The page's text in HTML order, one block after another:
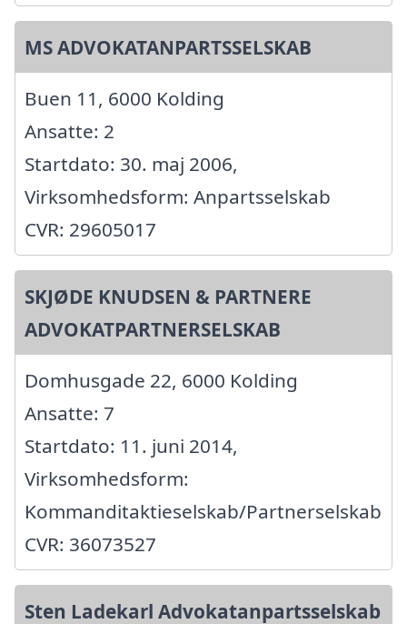
MS ADVOKATANPARTSSELSKAB
Buen 11, 6000 Kolding
Ansatte: 2
Startdato: 30. maj 2006,
Virksomhedsform: Anpartsselskab
CVR: 29605017
SKJØDE KNUDSEN & PARTNERE
ADVOKATPARTNERSELSKAB
Domhusgade 22, 6000 Kolding
Ansatte: 7
Startdato: 11. juni 2014,
Virksomhedsform:
Kommanditaktieselskab/Partnerselskab
CVR: 36073527
Sten Ladekarl Advokatanpartsselskab